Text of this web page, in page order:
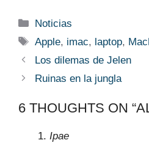
Categories
Noticias
Tags
Apple, imac, laptop,
Los dilemas de Jelen
Ruinas en la jungla
6 THOUGHTS ON
Ipae